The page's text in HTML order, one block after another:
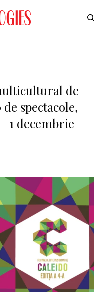
de
spectacole,
1 decembrie